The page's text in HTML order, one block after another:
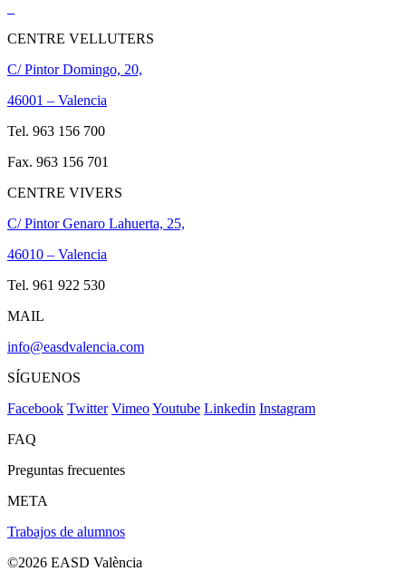
CENTRE VELLUTERS
C/ Pintor Domingo, 20,
46001 – Valencia
Tel. 963 156 700
Fax. 963 156 701
CENTRE VIVERS
C/ Pintor Genaro Lahuerta, 25,
46010 – Valencia
Tel. 961 922 530
MAIL
info@easdvalencia.com
SÍGUENOS
Facebook Twitter VimeoYoutube Linkedin Instagram
FAQ
Preguntas frecuentes
META
Trabajos de alumnos
©2026 EASD València